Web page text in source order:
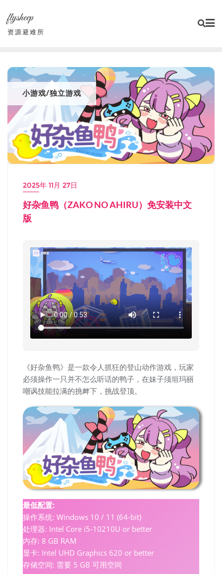
content
flysheep
资源避难所
小游戏/独立游戏
2025年 11月 27日
好杂鱼鸭（ZAKO NO AHIRU）免安装中文
版
《好杂鱼鸭》是一款令人抓狂的登山动作游戏，玩家
必须操作一只并不怎么听话的鸭子，在妹子须垣玛丽
嘲讽技能拉满的挑衅下，挑战登顶。
最低配置:
操作系统: Windows 10 / 11 (64-bit)
处理器: Intel Core i5-10210U or better
内存: 8 GB RAM
显卡: Intel UHD Graphics 620 or better
存储空间: 需要 5 GB 可用空间